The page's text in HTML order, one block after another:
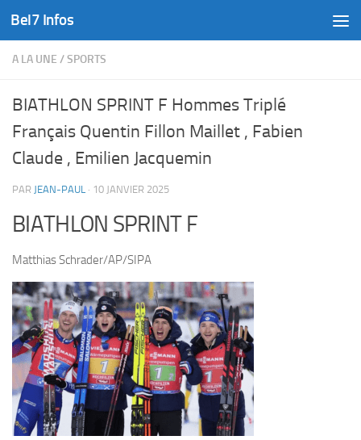
Skip to content
Bel7 Infos
A LA UNE /SPORTS
BIATHLON SPRINT F Hommes Triplé
Français Quentin Fillon Maillet , Fabien
Claude , Emilien Jacquemin
PAR JEAN-PAUL · 10 JANVIER 2025
BIATHLON SPRINT F
Matthias Schrader/AP/SIPA